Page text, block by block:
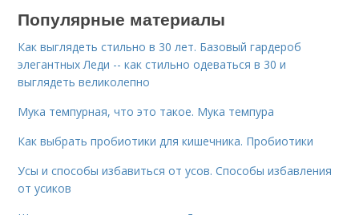
Популярные материалы
Как выглядеть стильно в 30 лет. Базовый гардероб
элегантных Леди -- как стильно одеваться в 30 и
выглядеть великолепно
Мука темпурная, что это такое. Мука темпура
Как выбрать пробиотики для кишечника. Пробиотики
Усы и способы избавиться от усов. Способы избавления
от усиков